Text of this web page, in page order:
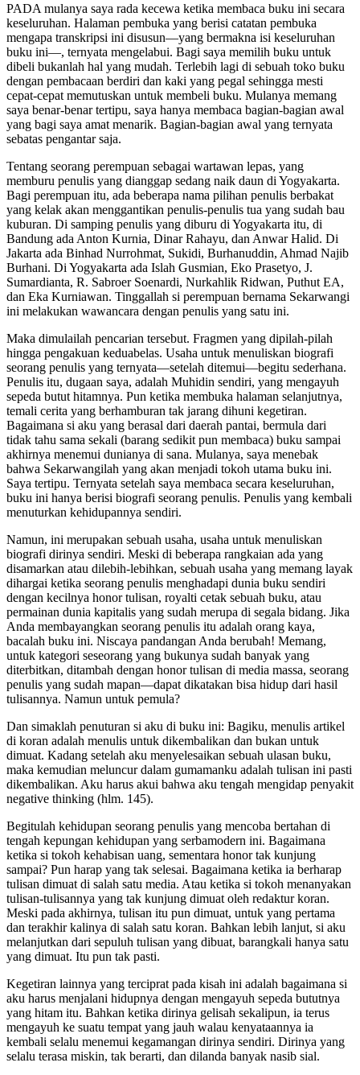
PADA mulanya saya rada kecewa ketika membaca buku ini secara
keseluruhan. Halaman pembuka yang berisi catatan pembuka
mengapa transkripsi ini disusun—yang bermakna isi keseluruhan
buku ini—, ternyata mengelabui. Bagi saya memilih buku untuk
dibeli bukanlah hal yang mudah. Terlebih lagi di sebuah toko buku
dengan pembacaan berdiri dan kaki yang pegal sehingga mesti
cepat-cepat memutuskan untuk membeli buku. Mulanya memang
saya benar-benar tertipu, saya hanya membaca bagian-bagian awal
yang bagi saya amat menarik. Bagian-bagian awal yang ternyata
sebatas pengantar saja.
Tentang seorang perempuan sebagai wartawan lepas, yang
memburu penulis yang dianggap sedang naik daun di Yogyakarta.
Bagi perempuan itu, ada beberapa nama pilihan penulis berbakat
yang kelak akan menggantikan penulis-penulis tua yang sudah bau
kuburan. Di samping penulis yang diburu di Yogyakarta itu, di
Bandung ada Anton Kurnia, Dinar Rahayu, dan Anwar Halid. Di
Jakarta ada Binhad Nurrohmat, Sukidi, Burhanuddin, Ahmad Najib
Burhani. Di Yogyakarta ada Islah Gusmian, Eko Prasetyo, J.
Sumardianta, R. Sabroer Soenardi, Nurkahlik Ridwan, Puthut EA,
dan Eka Kurniawan. Tinggallah si perempuan bernama Sekarwangi
ini melakukan wawancara dengan penulis yang satu ini.
Maka dimulailah pencarian tersebut. Fragmen yang dipilah-pilah
hingga pengakuan keduabelas. Usaha untuk menuliskan biografi
seorang penulis yang ternyata—setelah ditemui—begitu sederhana.
Penulis itu, dugaan saya, adalah Muhidin sendiri, yang mengayuh
sepeda butut hitamnya. Pun ketika membuka halaman selanjutnya,
temali cerita yang berhamburan tak jarang dihuni kegetiran.
Bagaimana si aku yang berasal dari daerah pantai, bermula dari
tidak tahu sama sekali (barang sedikit pun membaca) buku sampai
akhirnya menemui dunianya di sana. Mulanya, saya menebak
bahwa Sekarwangilah yang akan menjadi tokoh utama buku ini.
Saya tertipu. Ternyata setelah saya membaca secara keseluruhan,
buku ini hanya berisi biografi seorang penulis. Penulis yang kembali
menuturkan kehidupannya sendiri.
Namun, ini merupakan sebuah usaha, usaha untuk menuliskan
biografi dirinya sendiri. Meski di beberapa rangkaian ada yang
disamarkan atau dilebih-lebihkan, sebuah usaha yang memang layak
dihargai ketika seorang penulis menghadapi dunia buku sendiri
dengan kecilnya honor tulisan, royalti cetak sebuah buku, atau
permainan dunia kapitalis yang sudah merupa di segala bidang. Jika
Anda membayangkan seorang penulis itu adalah orang kaya,
bacalah buku ini. Niscaya pandangan Anda berubah! Memang,
untuk kategori seseorang yang bukunya sudah banyak yang
diterbitkan, ditambah dengan honor tulisan di media massa, seorang
penulis yang sudah mapan—dapat dikatakan bisa hidup dari hasil
tulisannya. Namun untuk pemula?
Dan simaklah penuturan si aku di buku ini: Bagiku, menulis artikel
di koran adalah menulis untuk dikembalikan dan bukan untuk
dimuat. Kadang setelah aku menyelesaikan sebuah ulasan buku,
maka kemudian meluncur dalam gumamanku adalah tulisan ini pasti
dikembalikan. Aku harus akui bahwa aku tengah mengidap penyakit
negative thinking (hlm. 145).
Begitulah kehidupan seorang penulis yang mencoba bertahan di
tengah kepungan kehidupan yang serbamodern ini. Bagaimana
ketika si tokoh kehabisan uang, sementara honor tak kunjung
sampai? Pun harap yang tak selesai. Bagaimana ketika ia berharap
tulisan dimuat di salah satu media. Atau ketika si tokoh menanyakan
tulisan-tulisannya yang tak kunjung dimuat oleh redaktur koran.
Meski pada akhirnya, tulisan itu pun dimuat, untuk yang pertama
dan terakhir kalinya di salah satu koran. Bahkan lebih lanjut, si aku
melanjutkan dari sepuluh tulisan yang dibuat, barangkali hanya satu
yang dimuat. Itu pun tak pasti.
Kegetiran lainnya yang terciprat pada kisah ini adalah bagaimana si
aku harus menjalani hidupnya dengan mengayuh sepeda bututnya
yang hitam itu. Bahkan ketika dirinya gelisah sekalipun, ia terus
mengayuh ke suatu tempat yang jauh walau kenyataannya ia
kembali selalu menemui kegamangan dirinya sendiri. Dirinya yang
selalu terasa miskin, tak berarti, dan dilanda banyak nasib sial.